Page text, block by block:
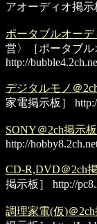
アオーディオ掲示
ポータブルオーデ
営〉［ポータブル
http://
デジタルモノ＠
家電掲示板］
SONY＠2ch掲示板
http://
CD-R,DVD＠2ch
掲示板］
http://
調理家電(仮)＠